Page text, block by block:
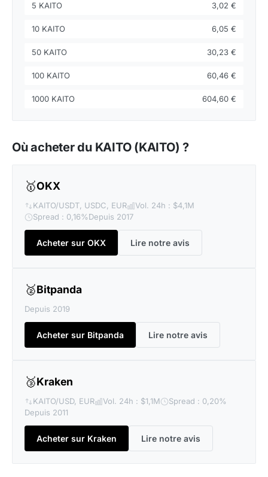
5 KAITO 3,02 €
10 KAITO 6,05 €
50 KAITO 30,23 €
100 KAITO 60,46 €
1000 KAITO 604,60 €
Où acheter du KAITO (KAITO) ?
🥇OKX
KAITO/USDT, USDC, EUR
Vol. 24h : $4,1M
Spread : 0,16%Depuis 2017
Acheter sur OKX Lire notre avis
🥈Bitpanda
Depuis 2019
Acheter sur Bitpanda Lire notre avis
🥉Kraken
KAITO/USD, EUR Vol. 24h : $1,1M
Spread : 0,20%
Depuis 2011
Acheter sur Kraken Lire notre avis